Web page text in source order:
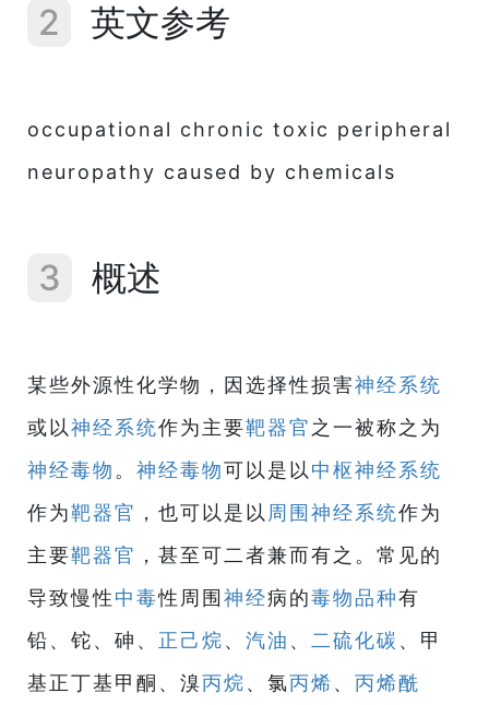
2 英文参考
occupational chronic toxic peripheral
neuropathy caused by chemicals
3 概述
某些外源性化学物，因选择性损害神经系统
或以神经系统作为主要靶器官 之一被称之为
神经毒物 。 神经毒物可以是以 中枢神经系统
作为靶器官 ，也可以是以 周围神经系统作为
主要靶器官 ，甚至可二者兼而有之。常见的
导致慢性中毒性周围 神经病的毒物品种有
铅、铊、砷、 正己烷、 汽油 、 二硫化碳 、甲
基正丁基甲酮、溴丙烷、氯丙烯、 丙烯酰